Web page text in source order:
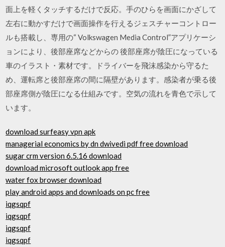
面上を軽くタッチするだけで反応。手のひらを画面にかざして
左右に動かすだけで画面操作を行えるジェスチャーコントロー
ルも搭載し、専用の“ Volkswagen Media Control”アプリケーシ
ョンにより、後部座席などからの 後部座席が陰圧になっている
車のイラスト・素材です。ドライバーを飛沫感染から守るた
め、運転席と後部座席の間に隔壁があります。感染者が乗る後
部座席側が陰圧になる仕組みです。空気の流れを青色で示して
います。
download surfeasy vpn apk
managerial economics by dn dwivedi pdf free download
sugar crm version 6.5.16 download
download microsoft outlook app free
water fox browser download
play android apps and downloads on pc free
iqgsqpf
iqgsqpf
iqgsqpf
iqgsqpf